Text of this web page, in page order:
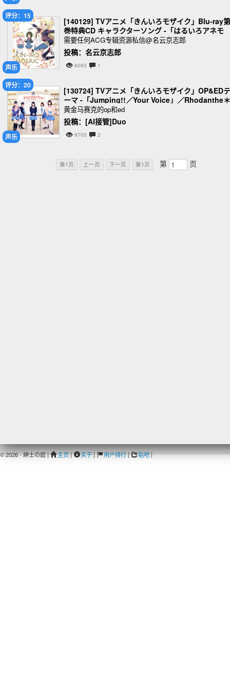
声乐
评分：15
[140129] TVアニメ「きんいろモザイク」Blu-ray
巻特典CD キャラクターソング -「はるいろアネモ
ネ」／九条カレン(CV.東山奈央)[320K
需要任何ACG专辑资源私信@名云京志郎
投稿：名云京志郎
6063 1
声乐
评分：20
[130724] TVアニメ「きんいろモザイク」OP&EDテ
ーマ -「Jumping!!／Your Voice」／Rhodanthe＊
黄金马赛克的op和ed
投稿：[AI接管]Duo
9705 2
第1页 上一页 下一页 第1页 第 页
© 2026 - 紳士の庭 | 主页| 关于| 用户排行| 贴吧|